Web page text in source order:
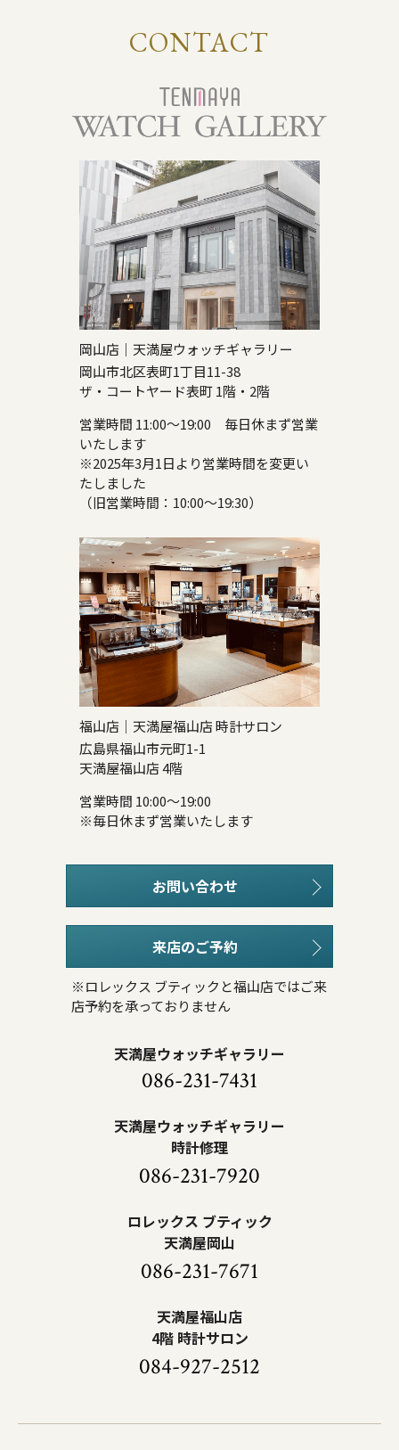
CONTACT
岡山店｜天満屋ウォッチギャラリー
岡山市北区表町1丁目11-38
ザ・コートヤード表町 1階・2階
営業時間 11:00～19:00 毎日休まず営業
いたします
※2025年3月1日より営業時間を変更い
たしました
（旧営業時間：10:00～19:30）
福山店｜天満屋福山店 時計サロン
広島県福山市元町1-1
天満屋福山店 4階
営業時間 10:00～19:00
※毎日休まず営業いたします
お問い合わせ
来店のご予約
※ロレックス ブティックと福山店ではご来
店予約を承っておりません
天満屋ウォッチギャラリー
086-231-7431
天満屋ウォッチギャラリー
時計修理
086-231-7920
ロレックス ブティック
天満屋岡山
086-231-7671
天満屋福山店
4階 時計サロン
084-927-2512